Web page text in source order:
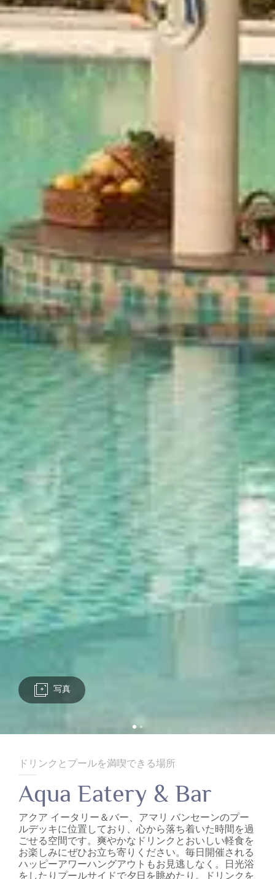
ドリンクとプールを満喫できる場所
Aqua Eatery & Bar
アクア イータリー＆バー、アマリ バンセーンのプー
ルデッキに位置しており、心から落ち着いた時間を過
ごせる空間です。爽やかなドリンクとおいしい軽食を
お楽しみにぜひお立ち寄りください。毎日開催される
ハッピーアワーハングアウトもお見逃しなく。日光浴
をしたりプールサイドで夕日を眺めたり。ドリンクを
写真